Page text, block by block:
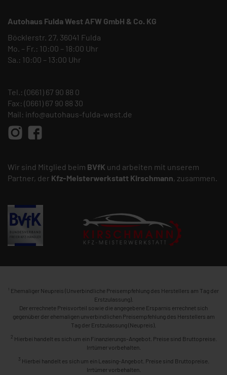
Autohaus Fulda West AFW GmbH & Co. KG
Böcklerstr. 27, 36041 Fulda
Mo. – Fr.: 10:00 – 18:00 Uhr
Sa.: 10:00 – 13:00 Uhr
Tel.: (0661) 67 90 88 0
Fax: (0661) 67 90 88 30
Mail: info@autohaus-fulda-west.de
Wir sind Mitglied beim BVfK und arbeiten mit unserem
Partner, der Kfz-Meisterwerkstatt Kirschmann, zusammen.
1 Ehemaliger Neupreis (Unverbindliche Preisempfehlung des Herstellers am Tag der
Erstzulassung).
Der errechnete Preisvorteil sowie die angegebene Ersparnis errechnet sich
gegenüber der ehemaligen unverbindlichen Preisempfehlung des Herstellers am
Tag der Erstzulassung (Neupreis).
2 Hierbei handelt es sich um ein Finanzierungs-Angebot. Preise sind Bruttopreise.
Irrtümer vorbehalten.
3 Hierbei handelt es sich um ein Leasing-Angebot. Preise sind Bruttopreise.
Irrtümer vorbehalten.